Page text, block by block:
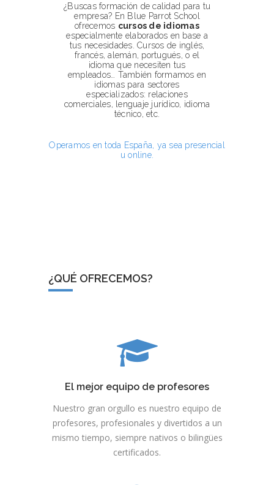
¿Buscas formación de calidad para tu
empresa? En Blue Parrot School
ofrecemos cursos de idiomas
especialmente elaborados en base a
tus necesidades. Cursos de inglés,
francés, alemán, portugués, o el
idioma que necesiten tus
empleados… También formamos en
idiomas para sectores
especializados: relaciones
comerciales, lenguaje jurídico, idioma
técnico, etc.
Operamos en toda España, ya sea presencial
u online.
¿QUÉ OFRECEMOS?
El mejor equipo de profesores
Nuestro gran orgullo es nuestro equipo de
profesores, profesionales y divertidos a un
mismo tiempo, siempre nativos o bilingües
certificados.